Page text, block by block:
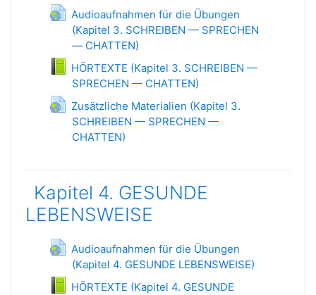
Audioaufnahmen für die Übungen
(Kapitel 3. SCHREIBEN — SPRECHEN
— CHATTEN)Гиперссылка
HÖRTEXTE (Kapitel 3. SCHREIBEN —
SPRECHEN — CHATTEN)
Книга
Zusätzliche Materialien (Kapitel 3.
SCHREIBEN — SPRECHEN —
CHATTEN)Гиперссылка
Kapitel 4. GESUNDE
LEBENSWEISE
Audioaufnahmen für die Übungen
(Kapitel 4. GESUNDE LEBENSWEISE)Гиперссылка
HÖRTEXTE (Kapitel 4. GESUNDE